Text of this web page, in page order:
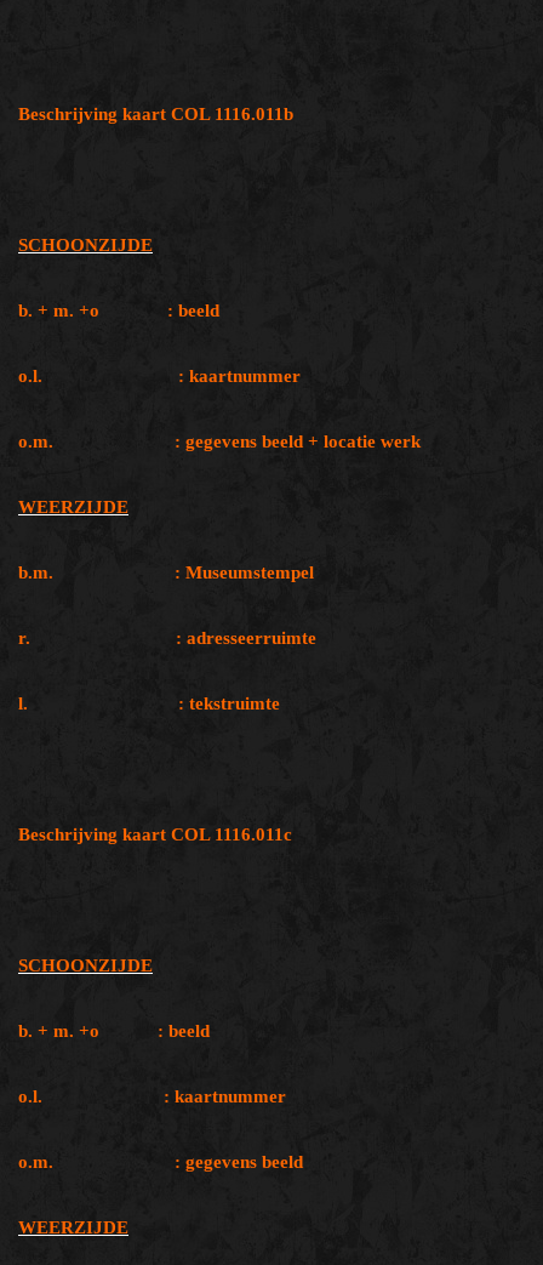
Beschrijving kaart COL 1116.011b
SCHOONZIJDE
b. + m. +o : beeld
o.l. : kaartnummer
o.m. : gegevens beeld + locatie werk
WEERZIJDE
b.m. : Museumstempel
r. : adresseerruimte
l. : tekstruimte
Beschrijving kaart COL 1116.011c
SCHOONZIJDE
b. + m. +o : beeld
o.l. : kaartnummer
o.m. : gegevens beeld
WEERZIJDE